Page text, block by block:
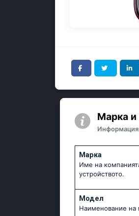
Марка
Информация
Марка
Име на
устройството.
Модел
Наименование на